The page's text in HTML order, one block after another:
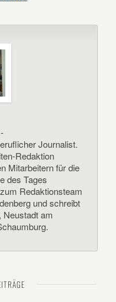
Journalist.
Redaktion
Mitarbeitern für die
des Tages
Redaktionsteam
und schreibt
Neustadt am